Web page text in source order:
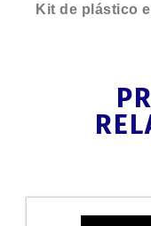
Kit de plástico